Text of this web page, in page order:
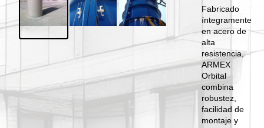
Fabricado
íntegramente
en acero de
alta
resistencia,
ARMEX
Orbital
combina
robustez,
facilidad de
montaje y